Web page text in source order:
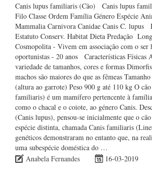
Canis lupus familiaris (Cão) Canis lupus
Filo Classe Ordem Família Género Espécie
Mammalia Carnivora Canidae Canis C. lupus
Estatuto Conserv. Habitat Dieta Predação
Cosmopolita - Vivem em associação com o ser
oportunistas - 20 anos Características Físicas
variedade de tamanhos, cores e formas
machos são maiores do que as fêmeas
(altura ao garrote) Peso 900 g até 110 kg O
familiaris) é um mamífero pertencente à
como o chacal e o coiote, ao género Canis.
(Canis lupus), pensou-se inicialmente que o
espécie distinta, chamada Canis familiaris
genéticos demonstraram no entanto que, na
uma subespécie doméstica do …
Anabela Fernandes
16-03-2019